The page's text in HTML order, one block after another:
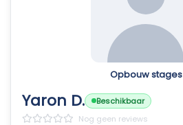
Opbouw stages
Yaron D.
Beschikbaar
Nog geen reviews